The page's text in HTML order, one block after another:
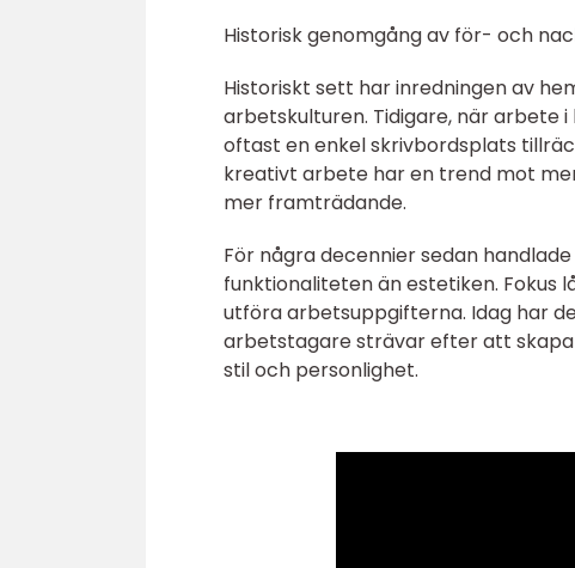
Historisk genomgång av för- och
Historiskt sett har inredningen av
arbetskulturen. Tidigare, när
oftast en enkel skrivbordsplats
kreativt arbete har en trend mot
mer framträdande.
För några decennier sedan
funktionaliteten än estetiken.
utföra arbetsuppgifterna. Idag har
arbetstagare strävar efter att skapa
stil och personlighet.